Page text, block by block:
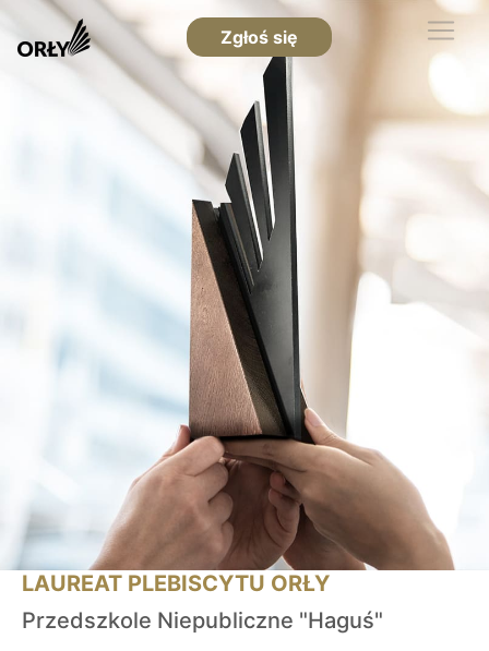
Zgłoś się
LAUREAT PLEBISCYTU ORŁY
Przedszkole Niepubliczne "Haguś"